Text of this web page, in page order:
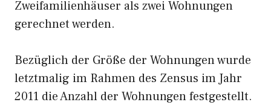
Zweifamilienhäuser als zwei Wohnungen
gerechnet werden.
Bezüglich der Größe der Wohnungen wurde
letztmalig im Rahmen des Zensus im Jahr
2011 die Anzahl der Wohnungen festgestellt.